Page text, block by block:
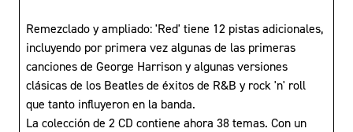
Remezclado y ampliado: 'Red' tiene 12 pistas adicionales,
incluyendo por primera vez algunas de las primeras
canciones de George Harrison y algunas versiones
clásicas de los Beatles de éxitos de R&B y rock 'n' roll
que tanto influyeron en la banda.
La colección de 2 CD contiene ahora 38 temas. Con un